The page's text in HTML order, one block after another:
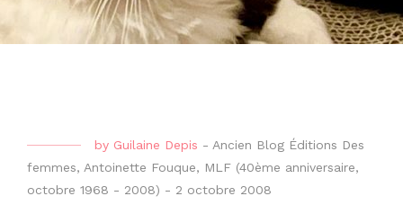
by Guilaine Depis - Ancien Blog Éditions Des
femmes, Antoinette Fouque, MLF (40ème anniversaire,
octobre 1968 - 2008) - 2 octobre 2008